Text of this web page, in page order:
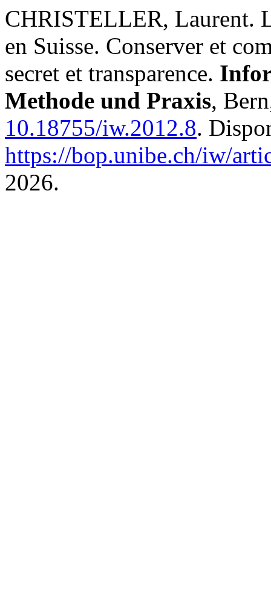
CHRISTELLER, Laurent.
en Suisse. Conserver et
secret et transparence.
Methode und Praxis,
10.18755/iw.2012.8.
https://bop.unibe.ch/iw/
2026.